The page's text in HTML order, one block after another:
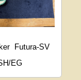
Futura-SV
EG